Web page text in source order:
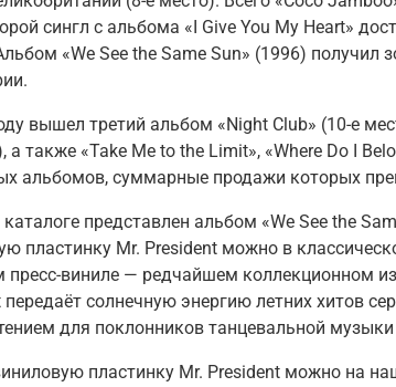
сингл с альбома «I Give You My Heart»
«We See the Same Sun» (1996) получил
вышел третий альбом «Night Club» (10-е
а также «Take Me to the Limit», «Where Do I
альбомов, суммарные продажи которых
представлен альбом «We See the
пластинку Mr. President можно в
пресс-виниле — редчайшем коллекционном
передаёт солнечную энергию летних хитов
для поклонников танцевальной
пластинку Mr. President можно на